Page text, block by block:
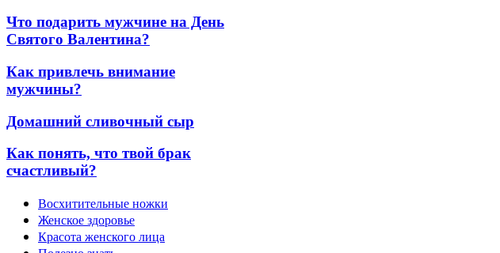
Что подарить мужчине на День
Святого Валентина?
Как привлечь внимание
мужчины?
Домашний сливочный сыр
Как понять, что твой брак
счастливый?
Восхитительные ножки
Женское здоровье
Красота женского лица